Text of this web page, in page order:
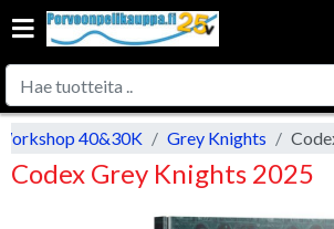
40&30K Grey Knights
Codex Grey Knights 2025